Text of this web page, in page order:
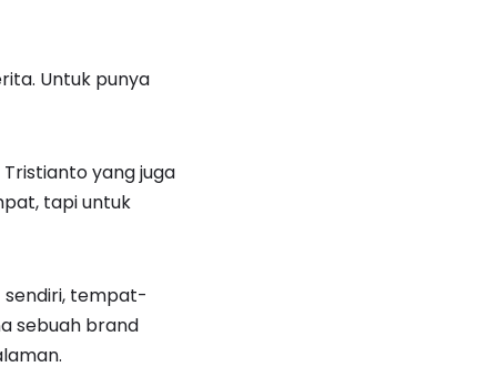
Untuk punya
yang juga
tapi untuk
sendiri, tempat-
sebuah brand